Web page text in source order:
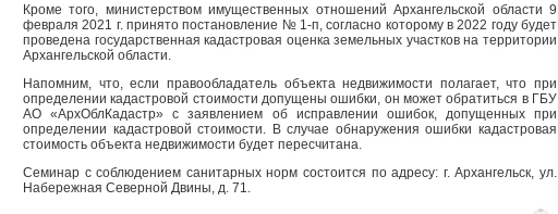
Кроме того, министерством имущественных отношений Архангельской области 9
февраля 2021 г. принято постановление № 1-п, согласно которому в 2022 году будет
проведена государственная кадастровая оценка земельных участков на территории
Архангельской области.
Напомним, что, если правообладатель объекта недвижимости полагает, что при
определении кадастровой стоимости допущены ошибки, он может обратиться в ГБУ
АО «АрхОблКадастр» с заявлением об исправлении ошибок, допущенных при
определении кадастровой стоимости. В случае обнаружения ошибки кадастровая
стоимость объекта недвижимости будет пересчитана.
Семинар с соблюдением санитарных норм состоится по адресу: г. Архангельск, ул.
Набережная Северной Двины, д. 71.